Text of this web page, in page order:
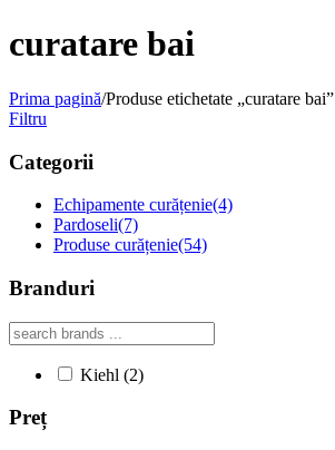
curatare bai
Prima pagină/Produse etichetate „curatare bai”
Filtru
Categorii
Echipamente curățenie(4)
Pardoseli(7)
Produse curățenie(54)
Branduri
Kiehl (2)
Preț